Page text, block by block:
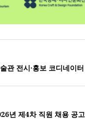
관 전시·홍보 코디네이
년 제4차 직원 채용 공고